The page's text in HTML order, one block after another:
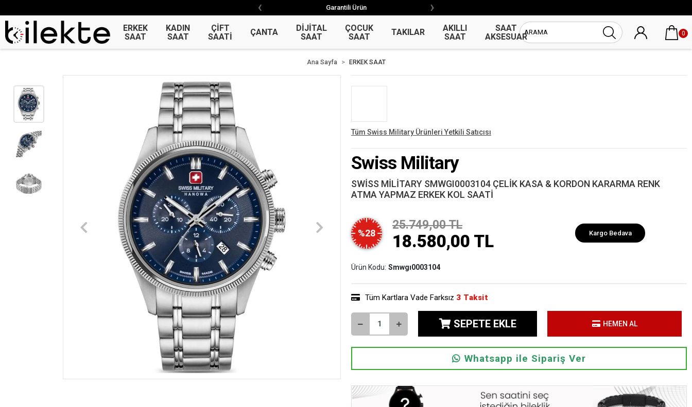
Garantili Ürün
‹ ›
ERKEK
SAAT
KADIN
SAAT
ÇİFT
SAATİ
ÇANTA
DİJİTAL
SAAT
ÇOCUK
SAAT
TAKILAR
AKILLI
SAAT
SAAT
AKSESUAR
UNİSEX
0
Garantili Ürün
‹ ›
Ana Sayfa ERKEK SAAT
Tüm Swiss Military Ürünleri Yetkili Satıcısı
Swiss Military
SWİSS MİLİTARY SMWGI0003104 ÇELİK KASA & KORDON KARARMA RENK
ATMA YAPMAZ ERKEK KOL SAATİ
%28
25.749,00 TL
18.580,00 TL Kargo Bedava
Ürün Kodu: Smwgı0003104
Tüm Kartlara Vade Farksız 3 Taksit
SEPETE EKLE HEMEN AL
Whatsapp ile Sipariş Ver